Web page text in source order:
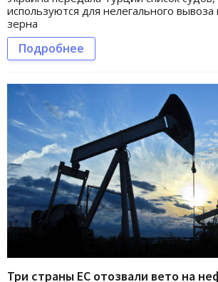
используются для нелегального вывоза
зерна
Подробнее
Три страны ЕС отозвали вето на